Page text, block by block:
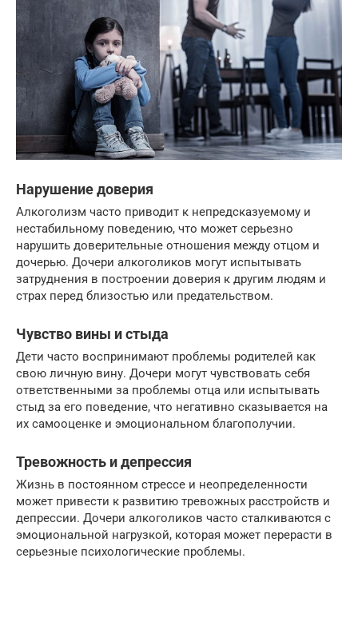
Нарушение доверия
Алкоголизм часто приводит к непредсказуемому и
нестабильному поведению, что может серьезно
нарушить доверительные отношения между отцом и
дочерью. Дочери алкоголиков могут испытывать
затруднения в построении доверия к другим людям и
страх перед близостью или предательством.
Чувство вины и стыда
Дети часто воспринимают проблемы родителей как
свою личную вину. Дочери могут чувствовать себя
ответственными за проблемы отца или испытывать
стыд за его поведение, что негативно сказывается на
их самооценке и эмоциональном благополучии.
Тревожность и депрессия
Жизнь в постоянном стрессе и неопределенности
может привести к развитию тревожных расстройств и
депрессии. Дочери алкоголиков часто сталкиваются с
эмоциональной нагрузкой, которая может перерасти в
серьезные психологические проблемы.